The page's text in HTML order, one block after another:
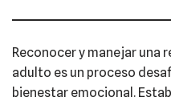
Reconocer y manejar una
adulto es un proceso
bienestar emocional.